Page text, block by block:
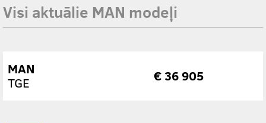
Visi aktuālie MAN modeļi
MAN
TGE
€ 36 905